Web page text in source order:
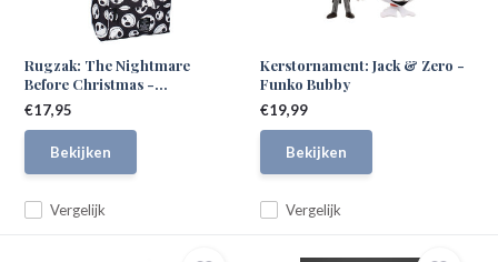
Rugzak: The Nightmare
Before Christmas -...
Vergelijk
€17,95
Bekijken
Kerstornament: Jack & Zero -
Funko Bubby
Vergelijk
€19,99
Bekijken